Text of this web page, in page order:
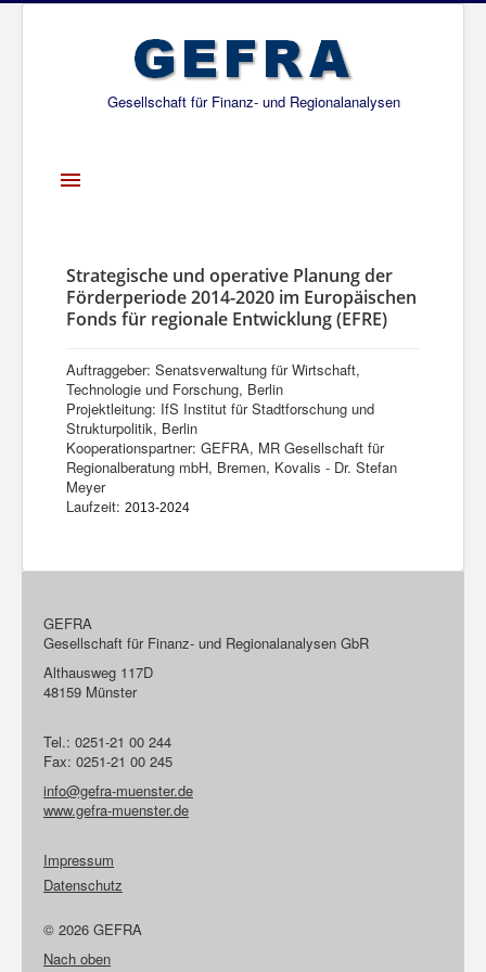
Gesellschaft für Finanz- und Regionalanalysen
Toggle
Über uns
Projekte
Gesellschafter
Netzwerk
Strategische und operative Planung der
Förderperiode 2014-2020 im Europäischen
Fonds für regionale Entwicklung (EFRE)
Auftraggeber: Senatsverwaltung für Wirtschaft,
Technologie und Forschung, Berlin
Projektleitung: IfS Institut für Stadtforschung und
Strukturpolitik, Berlin
Kooperationspartner: GEFRA, MR Gesellschaft für
Regionalberatung mbH, Bremen, Kovalis - Dr. Stefan
Meyer
Laufzeit: 2013-2024
GEFRA
Gesellschaft für Finanz- und Regionalanalysen GbR
Althausweg 117D
48159 Münster
Tel.: 0251-21 00 244
Fax: 0251-21 00 245
info@gefra-muenster.de
www.gefra-muenster.de
Impressum
Datenschutz
© 2026 GEFRA
Nach oben